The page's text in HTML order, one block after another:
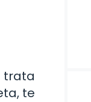
trata
te